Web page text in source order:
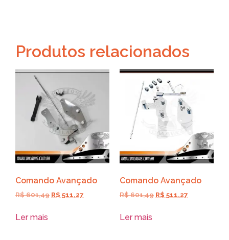
Produtos relacionados
Comando Avançado
R$601,49 R$ 511,27
Ler mais
Comando Avançado
R$601,49 R$ 511,27
Ler mais